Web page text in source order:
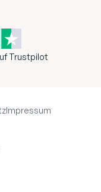
Trustpilot
Impressum